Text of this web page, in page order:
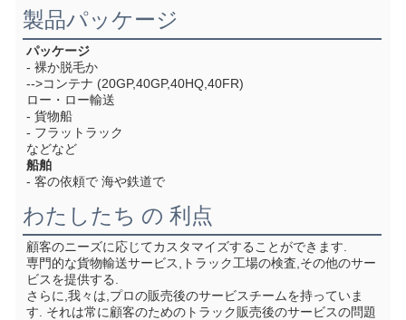
製品パッケージ
パッケージ
- 裸か脱毛か
-->コンテナ (20GP,40GP,40HQ,40FR)
ロー・ロー輸送
- 貨物船
- フラットラック
などなど
船舶
- 客の依頼で 海や鉄道で
わたしたち の 利点
顧客のニーズに応じてカスタマイズすることができます.
専門的な貨物輸送サービス,トラック工場の検査,その他のサー
ビスを提供する.
さらに,我々は,プロの販売後のサービスチームを持っていま
す. それは常に顧客のためのトラック販売後のサービスの問題